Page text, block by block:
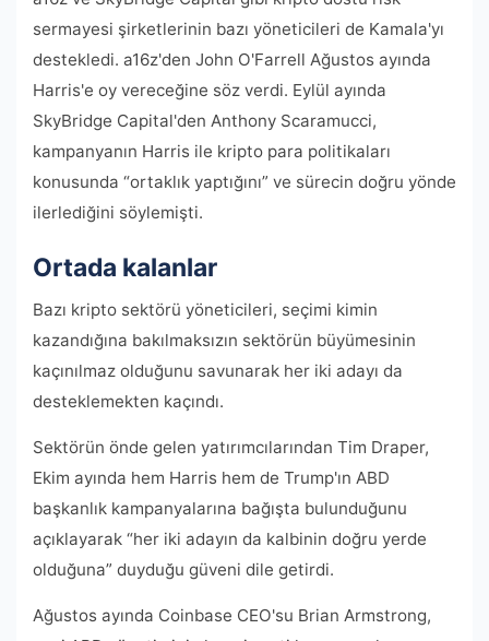
sermayesi şirketlerinin bazı yöneticileri de Kamala'yı
destekledi. a16z'den John O'Farrell Ağustos ayında
Harris'e oy vereceğine söz verdi. Eylül ayında
SkyBridge Capital'den Anthony Scaramucci,
kampanyanın Harris ile kripto para politikaları
konusunda “ortaklık yaptığını” ve sürecin doğru yönde
ilerlediğini söylemişti.
Ortada kalanlar
Bazı kripto sektörü yöneticileri, seçimi kimin
kazandığına bakılmaksızın sektörün büyümesinin
kaçınılmaz olduğunu savunarak her iki adayı da
desteklemekten kaçındı.
Sektörün önde gelen yatırımcılarından Tim Draper,
Ekim ayında hem Harris hem de Trump'ın ABD
başkanlık kampanyalarına bağışta bulunduğunu
açıklayarak “her iki adayın da kalbinin doğru yerde
olduğuna” duyduğu güveni dile getirdi.
Ağustos ayında Coinbase CEO'su Brian Armstrong,